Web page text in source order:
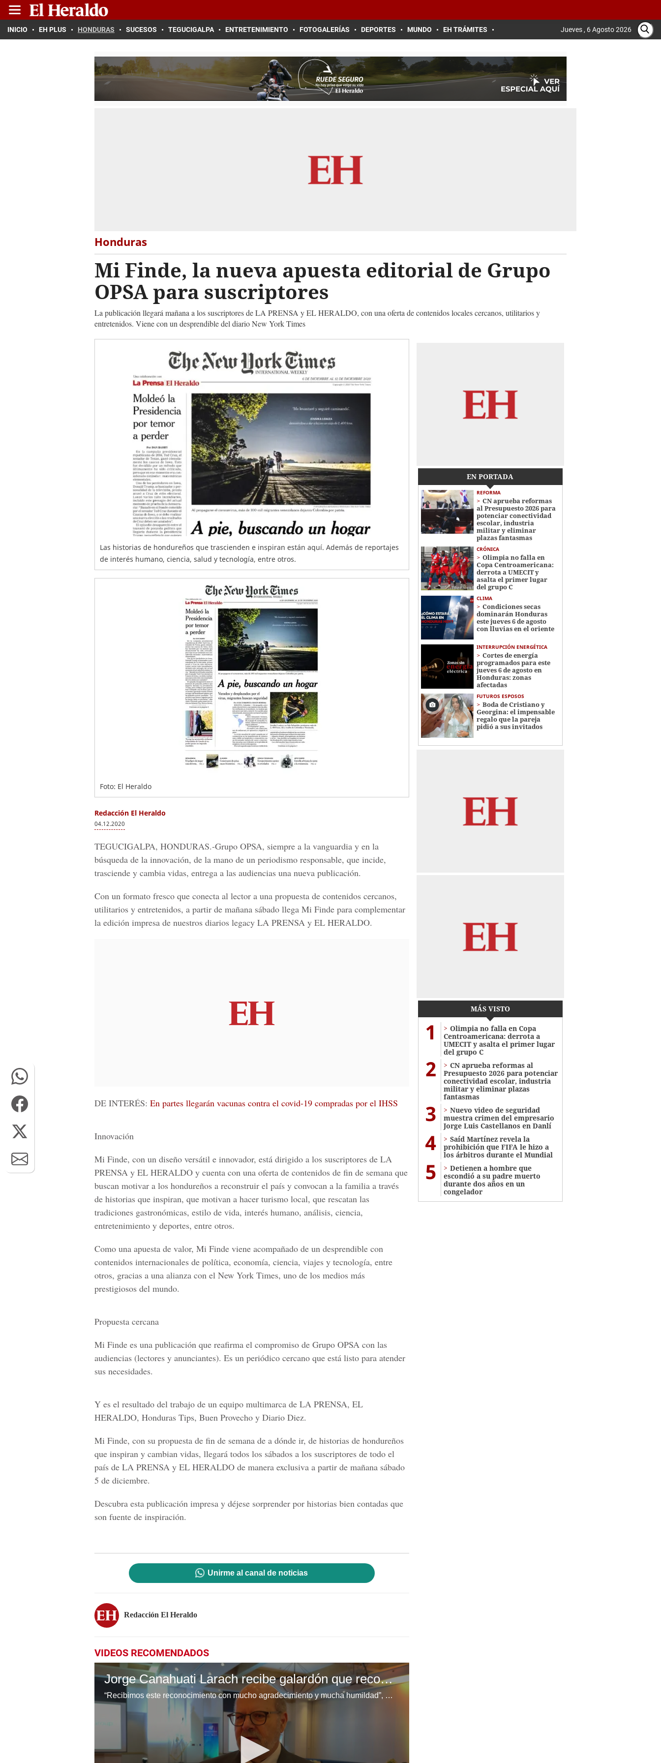
INICIO EH PLUS HONDURAS SUCESOS TEGUCIGALPA ENTRETENIMIENTO FOTOGALERÍAS DEPORTES MUNDO EH TRÁMITES Jueves , 6 Agosto 2026
Honduras
Mi Finde, la nueva apuesta editorial de Grupo
OPSA para suscriptores
La publicación llegará mañana a los suscriptores de LA PRENSA y EL HERALDO, con una oferta de contenidos locales cercanos, utilitarios y
entretenidos. Viene con un desprendible del diario New York Times
Las historias de hondureños que trascienden e inspiran están aquí. Además de reportajes
de interés humano, ciencia, salud y tecnología, entre otros.
Foto: El Heraldo
Redacción El Heraldo
04.12.2020
TEGUCIGALPA, HONDURAS.-Grupo OPSA, siempre a la vanguardia y en la
búsqueda de la innovación, de la mano de un periodismo responsable, que incide,
trasciende y cambia vidas, entrega a las audiencias una nueva publicación.
Con un formato fresco que conecta al lector a una propuesta de contenidos cercanos,
utilitarios y entretenidos, a partir de mañana sábado llega Mi Finde para complementar
la edición impresa de nuestros diarios legacy LA PRENSA y EL HERALDO.
DE INTERÉS: En partes llegarán vacunas contra el covid-19 compradas por el IHSS
Innovación
Mi Finde, con un diseño versátil e innovador, está dirigido a los suscriptores de LA
PRENSA y EL HERALDO y cuenta con una oferta de contenidos de fin de semana que
buscan motivar a los hondureños a reconstruir el país y convocan a la familia a través
de historias que inspiran, que motivan a hacer turismo local, que rescatan las
tradiciones gastronómicas, estilo de vida, interés humano, análisis, ciencia,
entretenimiento y deportes, entre otros.
Como una apuesta de valor, Mi Finde viene acompañado de un desprendible con
contenidos internacionales de política, economía, ciencia, viajes y tecnología, entre
otros, gracias a una alianza con el New York Times, uno de los medios más
prestigiosos del mundo.
Propuesta cercana
Mi Finde es una publicación que reafirma el compromiso de Grupo OPSA con las
audiencias (lectores y anunciantes). Es un periódico cercano que está listo para atender
sus necesidades.
Y es el resultado del trabajo de un equipo multimarca de LA PRENSA, EL
HERALDO, Honduras Tips, Buen Provecho y Diario Diez.
Mi Finde, con su propuesta de fin de semana de a dónde ir, de historias de hondureños
que inspiran y cambian vidas, llegará todos los sábados a los suscriptores de todo el
país de LA PRENSA y EL HERALDO de manera exclusiva a partir de mañana sábado
5 de diciembre.
Descubra esta publicación impresa y déjese sorprender por historias bien contadas que
son fuente de inspiración.
Unirme al canal de noticias
Redacción El Heraldo
VIDEOS RECOMENDADOS
Jorge Canahuati Larach recibe galardón que reconoce su trayectoria al frente de Grupo OPSA
“Recibimos este reconocimiento con mucho agradecimiento y mucha humildad”, manifestó don Jorge Canahuati Larach tras recibir un reconocimiento que destaca su visión, liderazgo y trayectoria empresarial. La distinción fue entregada en una ceremonia que reunió a importantes líderes empresariales del país y que resaltó su recorrido al frente de Grupo OPSA.
EN PORTADA
REFORMA
CN aprueba reformas
al Presupuesto 2026 para
potenciar conectividad
escolar, industria
militar y eliminar
plazas fantasmas
CRÓNICA
Olimpia no falla en
Copa Centroamericana:
derrota a UMECIT y
asalta el primer lugar
del grupo C
CLIMA
Condiciones secas
dominarán Honduras
este jueves 6 de agosto
con lluvias en el oriente
INTERRUPCIÓN ENERGÉTICA
Cortes de energía
programados para este
jueves 6 de agosto en
Honduras: zonas
afectadas
FUTUROS ESPOSOS
Boda de Cristiano y
Georgina: el impensable
regalo que la pareja
pidió a sus invitados
MÁS VISTO
1
Olimpia no falla en Copa
Centroamericana: derrota a
UMECIT y asalta el primer lugar
del grupo C
2
CN aprueba reformas al
Presupuesto 2026 para potenciar
conectividad escolar, industria
militar y eliminar plazas
fantasmas
3
Nuevo video de seguridad
muestra crimen del empresario
Jorge Luis Castellanos en Danlí
4
Saíd Martínez revela la
prohibición que FIFA le hizo a
los árbitros durante el Mundial
5
Detienen a hombre que
escondió a su padre muerto
durante dos años en un
congelador